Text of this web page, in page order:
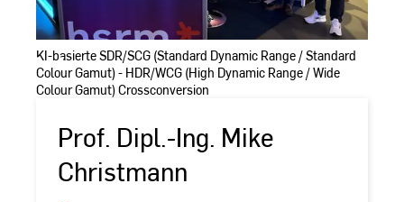
KI-basierte SDR/SCG (Standard Dynamic Range / Standard
Colour Gamut) - HDR/WCG (High Dynamic Range / Wide
Colour Gamut) Crossconversion
Prof. Dipl.-Ing. Mike
Christmann